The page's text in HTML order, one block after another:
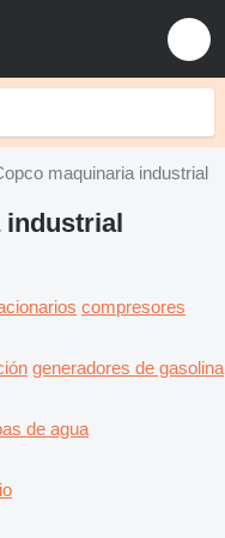
maquinaria industrial
industrial
compresores
generadores de gasolina
de agua